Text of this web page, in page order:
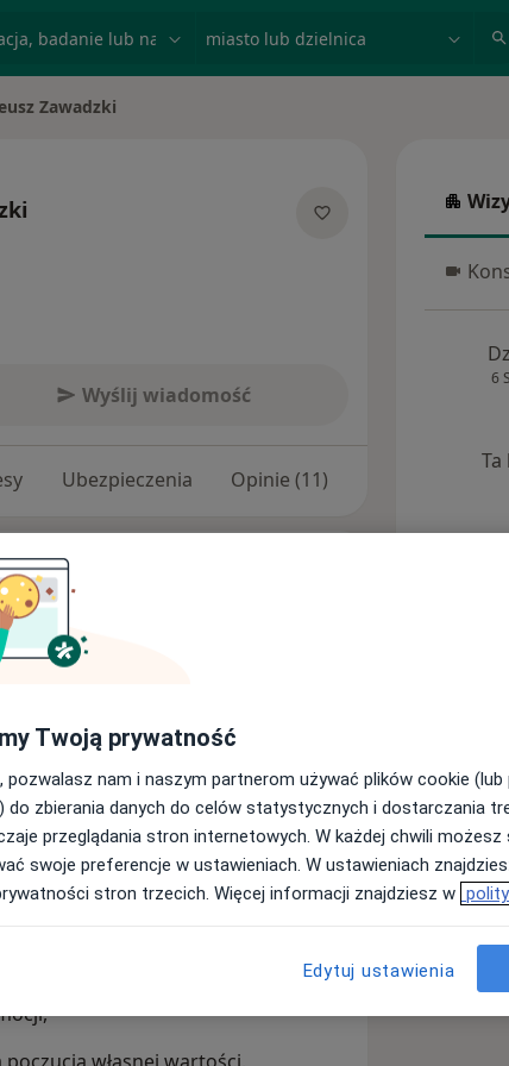
Zawadzki
Wyślij wiadomość
Ubezpieczenia Opinie (11)
i absolwentem Akademii
gdzie ukończyłem studia ze
klinicznej i osobowości. W
wiedzę naukową, doświadczenie
drugiego człowieka.
tworzę w atmosferze szacunku,
i wzajemnego zaufania —
te elementy pozwalają na szczere
zmianę. Każda osoba, która trafia do
mnie kimś wyjątkowym, a jej historia
zrozumienie i empatię.
psychologicznym w zakresie:
6
Twoją prywatność
pozwalasz nam i naszym partnerom używać plików cookie (lub
do zbierania danych do celów statystycznych i dostarczania
przeglądania stron internetowych. W każdej chwili możesz
swoje preferencje w ustawieniach. W ustawieniach
stron trzecich. Więcej informacji znajdziesz w
Edytuj ustawienia